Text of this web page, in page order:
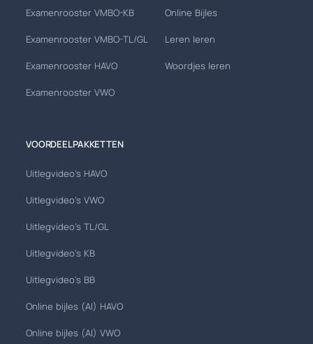
Examenrooster VMBO-KB
Examenrooster VMBO-TL/GL
Examenrooster HAVO
Examenrooster VWO
Online Bijles
Leren leren
Woordjes leren
VOORDEELPAKKETTEN
Uitlegvideo's HAVO
Uitlegvideo's VWO
Uitlegvideo's TL/GL
Uitlegvideo's KB
Uitlegvideo's BB
Online bijles (AI) HAVO
Online bijles (AI) VWO